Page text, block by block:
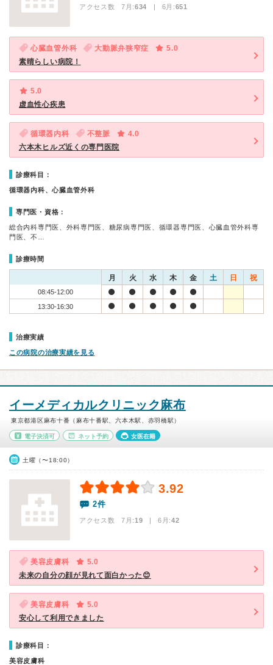
アクセス数 7月:634 | 6月:651
心臓血管外科 大動脈弁狭窄症
5.0
素晴らしい病院！
5.0
虚血性心疾患
循環器内科 不整脈
4.0
六本木ヒルズ近くの専門医院
診療科目：
循環器内科、心臓血管外科
専門医・資格：
総合内科専門医、外科専門医、糖尿病専門医、循環器専門医、心臓血管外科専
門医、不…
診療時間
月 火 水 木 金 土 日 祝
08:45-12:00
13:30-16:30
治療実績
この病院の治療実績を見る
イーメディカルクリニック麻布
東京都港区麻布十番（麻布十番駅、六本木駅、赤羽橋駅）
電子決済可 ネット予約 女医在籍
土曜（〜18:00）
3.92
2件
アクセス数 7月:19 | 6月:42
美容皮膚科
5.0
未来の自分の顔が見れて面白かった😊
美容皮膚科
5.0
安心して利用できました
診療科目：
美容皮膚科